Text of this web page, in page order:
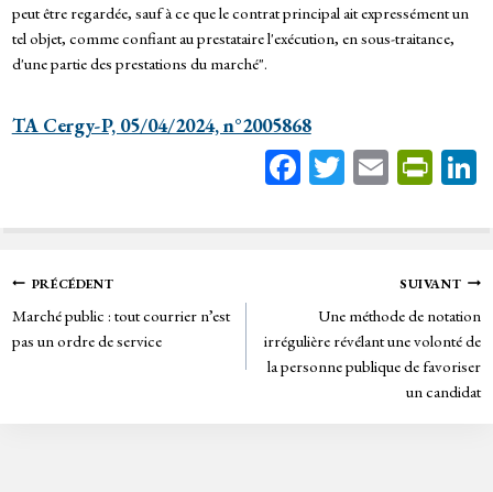
peut être regardée, sauf à ce que le contrat principal ait expressément un
tel objet, comme confiant au prestataire l'exécution, en sous-traitance,
d'une partie des prestations du marché".
TA Cergy-P, 05/04/2024, n°2005868
Fa
bo
T
tt
E
ail
Pr
tF
rie
n
dl
y
Navigation
de
PRÉCÉDENT
Marché public : tout courrier n’est
pas un ordre de service
SUIVANT
Une méthode de notation
irrégulière révélant une volonté de
la personne publique de favoriser
un candidat